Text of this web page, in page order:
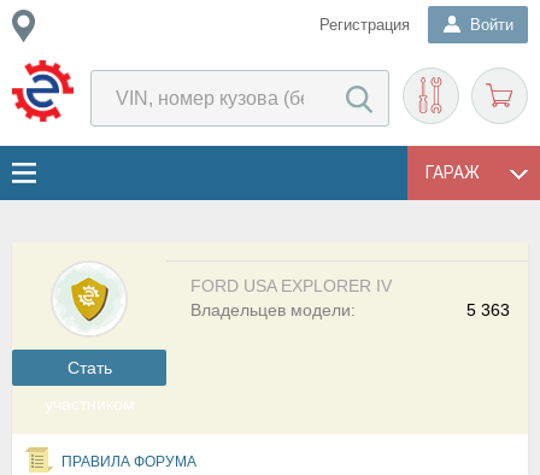
Регистрация Войти
ГАРАЖ
Cтать
участником
FORD USA EXPLORER IV
5 363
Владельцев модели:
ПРАВИЛА ФОРУМА